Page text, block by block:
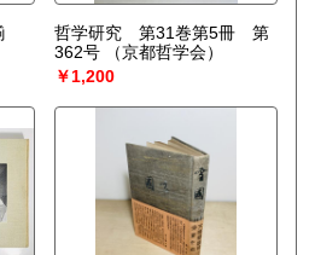
揃
哲学研究 第31巻第5冊 第
362号
（京都哲学会）
￥1,200